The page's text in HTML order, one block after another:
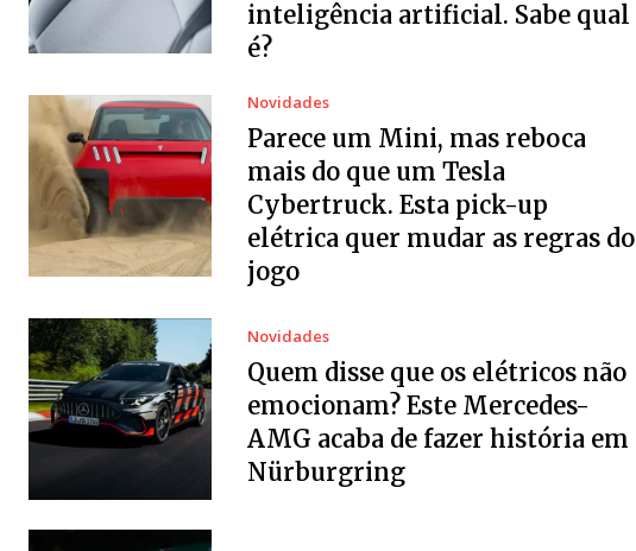
inteligência artificial. Sabe qual
é?
Novidades
Parece um Mini, mas reboca
mais do que um Tesla
Cybertruck. Esta pick-up
elétrica quer mudar as regras do
jogo
Novidades
Quem disse que os elétricos não
emocionam? Este Mercedes-
AMG acaba de fazer história em
Nürburgring